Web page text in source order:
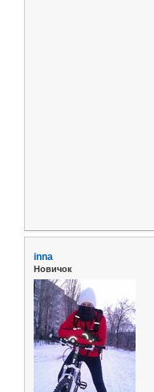
inna
Новичок